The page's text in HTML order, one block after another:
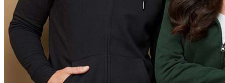
Dark Chocolate (DCH)
Natural (NAT)
Blue Midnight Dip (BMD)
Light Grey Melange (LGM)